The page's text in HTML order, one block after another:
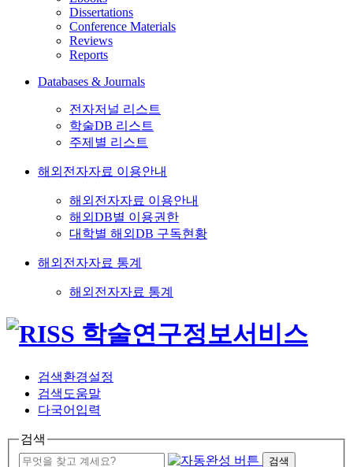
Dissertations
Conference Materials
Reviews
Reports
Databases & Journals
전자저널 리스트
학술DB 리스트
주제별 리스트
해외전자자료 이용안내
해외전자자료 이용안내
해외DB별 이용권한
대학별 해외DB 구독현황
해외전자자료 통계
해외전자자료 통계
검색환경설정
검색도움말
다국어입력
검색
검색